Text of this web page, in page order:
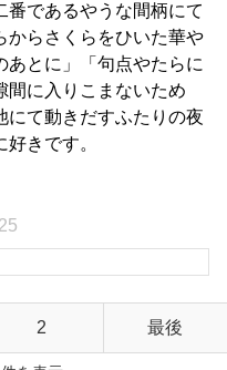
番であるやうな間柄にて
からさくらをひいた華や
あとに」「句点やたらに
間に入りこまないため
にて動きだすふたりの夜
きです。
2 最後